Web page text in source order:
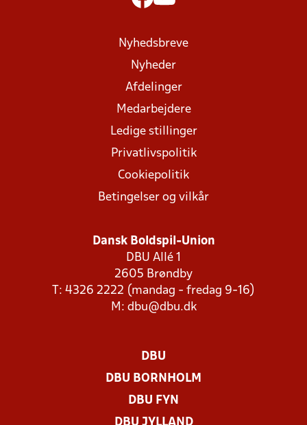
Nyhedsbreve
Nyheder
Afdelinger
Medarbejdere
Ledige stillinger
Privatlivspolitik
Cookiepolitik
Betingelser og vilkår
Dansk Boldspil-Union
DBU Allé 1
2605 Brøndby
T: 4326 2222 (mandag - fredag 9-16)
M: dbu@dbu.dk
DBU
DBU BORNHOLM
DBU FYN